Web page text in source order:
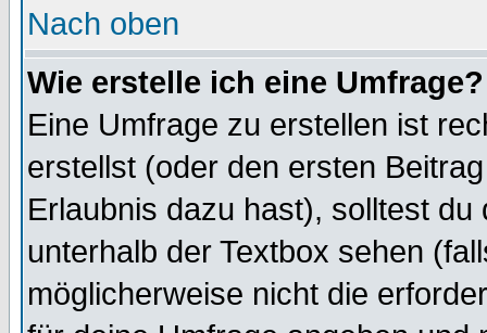
Nach oben
Wie erstelle ich eine Umfrage?
Eine Umfrage zu erstellen ist
erstellst (oder den ersten
Erlaubnis dazu hast), solltest
unterhalb der Textbox sehen
möglicherweise nicht die